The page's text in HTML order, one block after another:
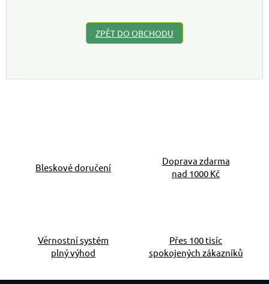
ZPĚT DO OBCHODU
Bleskové doručení
Doprava zdarma
nad 1000 Kč
Věrnostní systém
plný výhod
Přes 100 tisíc
spokojených zákazníků